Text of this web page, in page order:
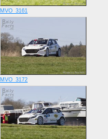
MVO_3161
MVO_3172